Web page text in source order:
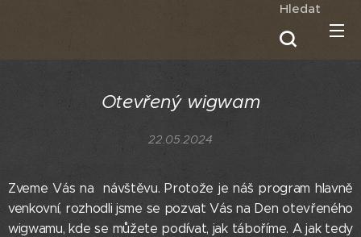
Hledat
Otevřený wigwam
22.05.2024
Zveme Vás na návštěvu. Protože je náš program hlavně
venkovní, rozhodli jsme se pozvat Vás na Den otevřeného
wigwamu, kde se můžete podívat, jak táboříme. A jak tedy